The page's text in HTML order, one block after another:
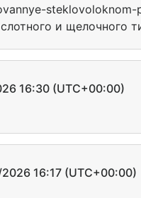
и щелочного
16:30 (UTC+00:00)
16:17 (UTC+00:00)